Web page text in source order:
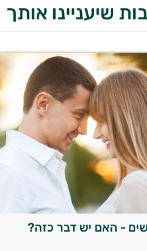
שיעניינו אותך
- האם יש דבר כזה?